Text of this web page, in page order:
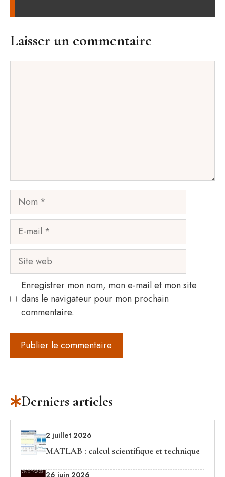
Laisser un commentaire
Nom
mail
Site
web
Enregistrer mon nom, mon e-mail et mon site
dans le navigateur pour mon prochain
commentaire.
Derniers articles
2 juillet 2026
MATLAB : calcul scientifique et technique
26 juin 2026